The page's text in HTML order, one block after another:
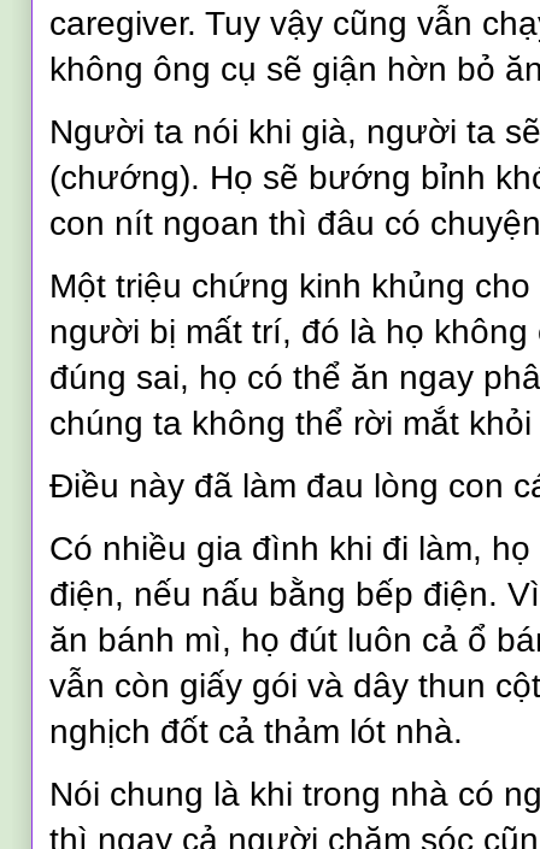
caregiver. Tuy vậy cũng vẫn
không ông cụ sẽ giận hờn bỏ
Người ta nói khi già, người ta
(chướng). Họ sẽ bướng bỉnh
con nít ngoan thì đâu có
Một triệu chứng kinh khủng
người bị mất trí, đó là họ
đúng sai, họ có thể ăn ngay
chúng ta không thể rời mắt
Điều này đã làm đau lòng con
Có nhiều gia đình khi đi làm,
điện, nếu nấu bằng bếp điện.
ăn bánh mì, họ đút luôn cả ổ
vẫn còn giấy gói và dây thun
nghịch đốt cả thảm lót nhà.
Nói chung là khi trong nhà có
thì ngay cả người chăm sóc